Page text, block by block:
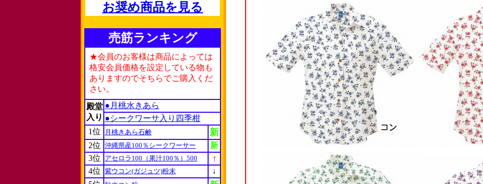
お奨め商品を見る
売筋ランキング
★会員のお客様は商品によっては
格安会員価格を設定している物も
ありますのでそちらでご購入くだ
さい。
殿堂
入り
●月桃水きあら
●シークワーサ入り四季柑
1位
月桃きあら石鹸 新
2位 沖縄県産100％シークワーサー
新
3位
アセロラ100（果汁100％）500 ↑
4位 紫ウコン(ガジュツ)粉末
↓